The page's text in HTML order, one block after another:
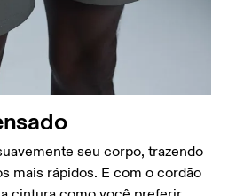
seu corpo, trazendo
mais rápidos. E com o cordão